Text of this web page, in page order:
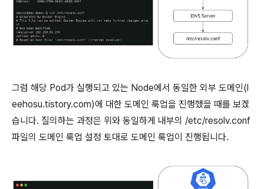
그럼 해당 Pod가 실행되고 있는 Node에서 동일한 외부 도메인(l
eehosu.tistory.com)에 대한 도메인 룩업을 진행했을 때를 보겠
습니다. 질의하는 과정은 위와 동일하게 내부의 /etc/resolv.conf
파일의 도메인 룩업 설정 토대로 도메인 룩업이 진행됩니다.